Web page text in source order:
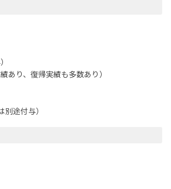
あり、復帰実績も多数あり）
途付与）